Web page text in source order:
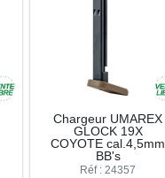
Chargeur UMAREX
GLOCK 19X
COYOTE cal.4,5mm
BB's
Réf : 24357